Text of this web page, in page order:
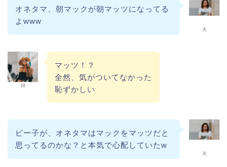
夫
オネタマ、朝マックが朝マッツになってる
よwww
姉
マッツ！？
全然、気がついてなかった
恥ずかしい
夫
ピー子が、オネタマはマックをマッツだと
思ってるのかな？と本気で心配していたw